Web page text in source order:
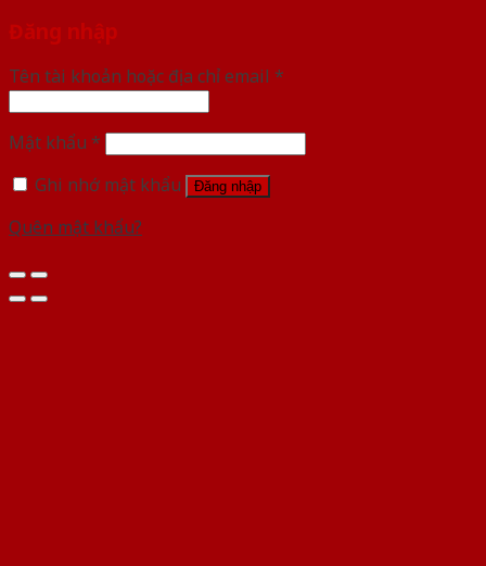
Đăng nhập
Tên tài khoản hoặc địa chỉ email *
Mật khẩu *
Ghi nhớ mật khẩu
Đăng nhập
Quên mật khẩu?